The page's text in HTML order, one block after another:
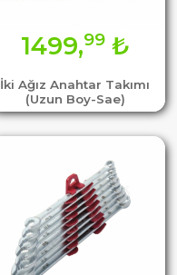
İki Ağız Anahtar Takımı
(Uzun Boy-Sae)
1499,99₺